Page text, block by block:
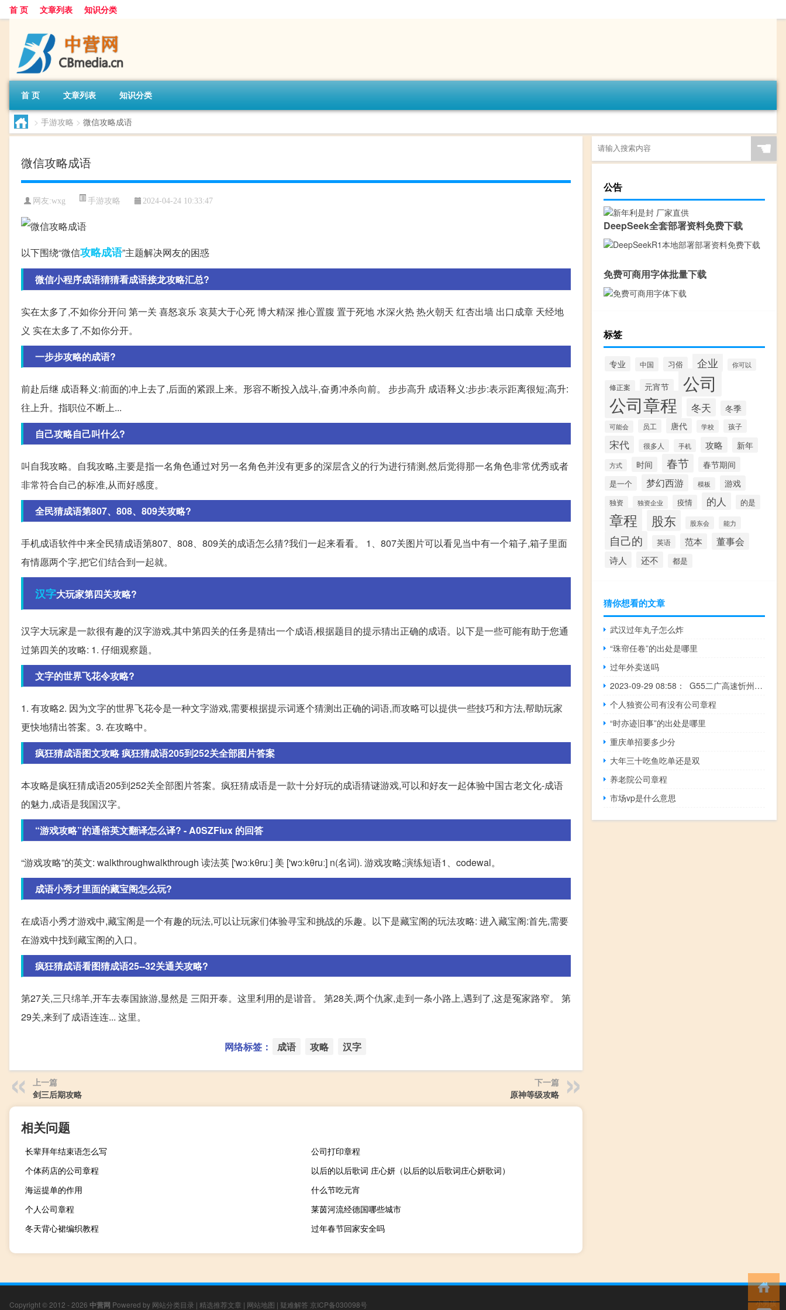
首 页 文章列表 知识分类
首 页 文章列表 知识分类
> 手游攻略 > 微信攻略成语
微信攻略成语
网友:wxg 手游攻略 2024-04-24 10:33:47
以下围绕“微信攻略成语”主题解决网友的困惑
微信小程序成语猜猜看成语接龙攻略汇总?
实在太多了,不如你分开问 第一关 喜怒哀乐 哀莫大于心死 博大精深 推心置腹 置于死地 水深火热 热火朝天 红杏出墙 出口成章 天经地
义 实在太多了,不如你分开。
一步步攻略的成语?
前赴后继 成语释义:前面的冲上去了,后面的紧跟上来。形容不断投入战斗,奋勇冲杀向前。 步步高升 成语释义:步步:表示距离很短;高升:
往上升。指职位不断上...
自己攻略自己叫什么?
叫自我攻略。自我攻略,主要是指一名角色通过对另一名角色并没有更多的深层含义的行为进行猜测,然后觉得那一名角色非常优秀或者
非常符合自己的标准,从而好感度。
全民猜成语第807、808、809关攻略?
手机成语软件中来全民猜成语第807、808、809关的成语怎么猜?我们一起来看看。 1、807关图片可以看见当中有一个箱子,箱子里面
有情愿两个字,把它们结合到一起就。
汉字大玩家第四关攻略?
汉字大玩家是一款很有趣的汉字游戏,其中第四关的任务是猜出一个成语,根据题目的提示猜出正确的成语。以下是一些可能有助于您通
过第四关的攻略: 1. 仔细观察题。
文字的世界飞花令攻略?
1. 有攻略2. 因为文字的世界飞花令是一种文字游戏,需要根据提示词逐个猜测出正确的词语,而攻略可以提供一些技巧和方法,帮助玩家
更快地猜出答案。3. 在攻略中。
疯狂猜成语图文攻略 疯狂猜成语205到252关全部图片答案
本攻略是疯狂猜成语205到252关全部图片答案。疯狂猜成语是一款十分好玩的成语猜谜游戏,可以和好友一起体验中国古老文化-成语
的魅力,成语是我国汉字。
“游戏攻略”的通俗英文翻译怎么译? - A0SZFiux 的回答
“游戏攻略”的英文: walkthroughwalkthrough 读法英 ['wɔːkθruː] 美 ['wɔːkθruː] n(名词). 游戏攻略;演练短语1、codewal。
成语小秀才里面的藏宝阁怎么玩?
在成语小秀才游戏中,藏宝阁是一个有趣的玩法,可以让玩家们体验寻宝和挑战的乐趣。以下是藏宝阁的玩法攻略: 进入藏宝阁:首先,需要
在游戏中找到藏宝阁的入口。
疯狂猜成语看图猜成语25--32关通关攻略?
第27关,三只绵羊,开车去泰国旅游,显然是 三阳开泰。这里利用的是谐音。 第28关,两个仇家,走到一条小路上,遇到了,这是冤家路窄。 第
29关,来到了成语连连... 这里。
网络标签： 成语 攻略 汉字
上一篇
剑三后期攻略
下一篇
原神等级攻略
相关问题
长辈拜年结束语怎么写
公司打印章程
个体药店的公司章程
以后的以后歌词 庄心妍（以后的以后歌词庄心妍歌词）
海运提单的作用
什么节吃元宵
个人公司章程
莱茵河流经德国哪些城市
冬天背心裙编织教程
过年春节回家安全吗
☚
公告
DeepSeek全套部署资料免费下载
免费可商用字体批量下载
标签
专业 中国 习俗 企业 你可以
修正案 元宵节 公司
公司章程 冬天 冬季
可能会 员工 唐代 学校 孩子
宋代 很多人 手机 攻略 新年
方式 时间 春节 春节期间
是一个 梦幻西游 模板 游戏
独资 独资企业 疫情 的人 的是
章程 股东 股东会 能力
自己的 英语 范本 董事会
诗人 还不 都是
猜你想看的文章
武汉过年丸子怎么炸
“珠帘任卷”的出处是哪里
过年外卖送吗
2023-09-29 08:58： G55二广高速忻州段：因交通管制，新广武收费站入口间断性放行货车，每5分钟放行1辆；代县、大营、崞阳、原平收费站入口禁止货车驶入高速。S40灵河高速原神段：因交通管制，原平北收费站入口禁止货车驶入高速。G59呼北高速神岢段：终报，去往岢岚方向，虎鼻站与五寨 ​​​
个人独资公司有没有公司章程
“时亦迹旧事”的出处是哪里
重庆单招要多少分
大年三十吃鱼吃单还是双
养老院公司章程
市场vp是什么意思
Copyright © 2012 - 2026 中营网 Powered by 网站分类目录 | 精选推荐文章 | 网站地图 | 疑难解答 京ICP备030098号 小男孩